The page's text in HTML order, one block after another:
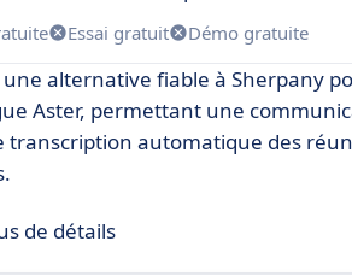
Essai gratuit Démo gratuite
alternative fiable à Sherpany
Aster, permettant une
transcription automatique des
de détails